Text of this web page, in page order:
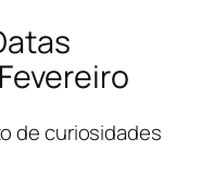
de curiosidades